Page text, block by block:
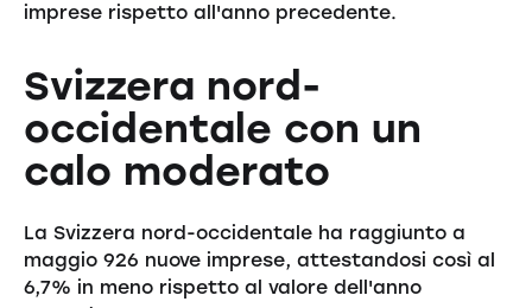
imprese rispetto all'anno precedente.
Svizzera nord-
occidentale con un
calo moderato
La Svizzera nord-occidentale ha raggiunto a
maggio 926 nuove imprese, attestandosi così al
6,7% in meno rispetto al valore dell'anno